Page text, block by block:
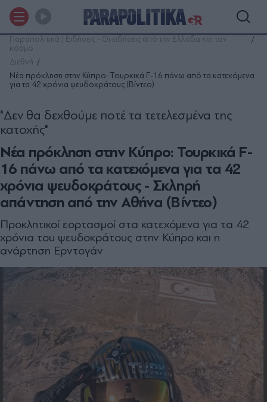
Παραπολιτικά | Ειδήσεις - Οι ειδήσεις από την Ελλάδα και τον
κόσμο
Διεθνή
Νέα πρόκληση στην Κύπρο: Τουρκικά F-16 πάνω από τα κατεχόμενα
για τα 42 χρόνια ψευδοκράτους (Βίντεο)
Νέα πρόκληση στην Κύπρο: Τουρκικά F-
16 πάνω από τα κατεχόμενα για τα 42
χρόνια ψευδοκράτους - Σκληρή
απάντηση από την Αθήνα (Βίντεο)
"Δεν θα δεχθούμε ποτέ τα τετελεσμένα της
κατοχής"
Προκλητικοί εορτασμοί στα κατεχόμενα για τα 42
χρόνια του ψευδοκράτους στην Κύπρο και η
ανάρτηση Ερντογάν